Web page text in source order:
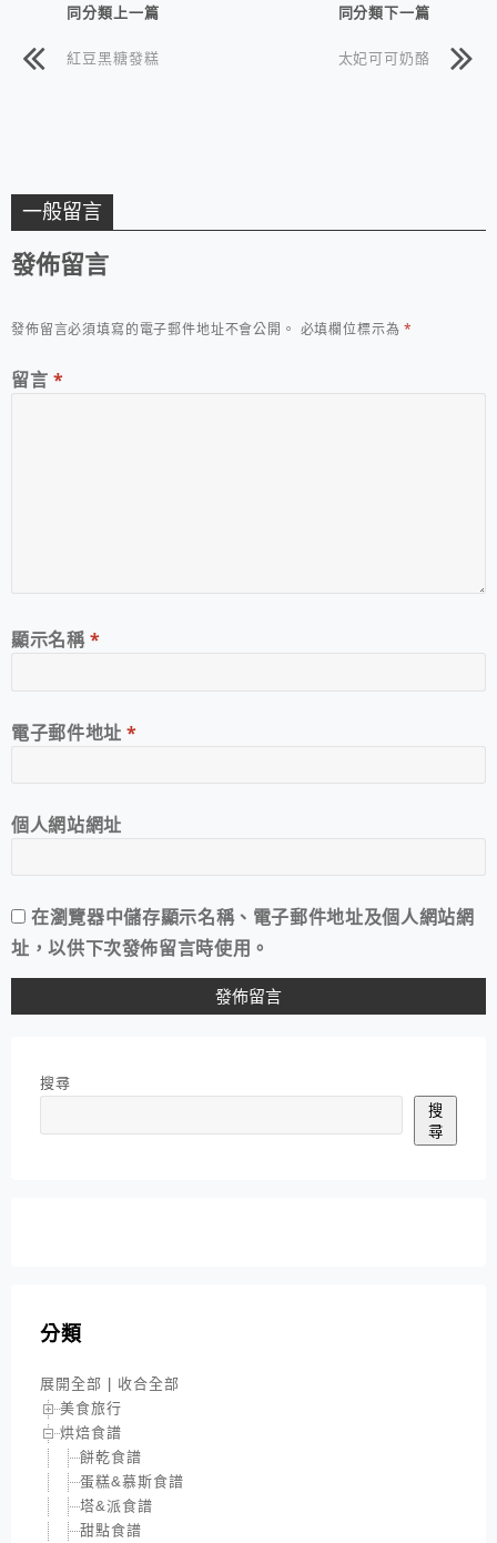
同分類上一篇
紅豆黑糖發糕
同分類下一篇
太妃可可奶酪
一般留言
發佈留言
發佈留言必須填寫的電子郵件地址不會公開。 必填欄位標示為*
留言 *
顯示名稱*
電子郵件地址*
個人網站網址
在瀏覽器中儲存顯示名稱、電子郵件地址及個人網站網
址，以供下次發佈留言時使用。
搜尋
搜
尋
分類
展開全部
收合全部
美食旅行
烘焙食譜
餅乾食譜
蛋糕&慕斯食譜
塔&派食譜
甜點食譜